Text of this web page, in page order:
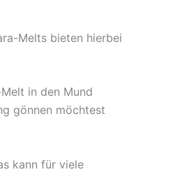
Melts bieten hierbei
in den Mund
gönnen möchtest
kann für viele